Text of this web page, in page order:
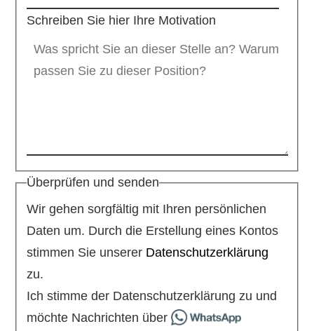
Schreiben Sie hier Ihre Motivation
Überprüfen und senden
Wir gehen sorgfältig mit Ihren persönlichen
Daten um. Durch die Erstellung eines Kontos
stimmen Sie unserer Datenschutzerklärung
zu.
Ich stimme der Datenschutzerklärung zu und
möchte Nachrichten über